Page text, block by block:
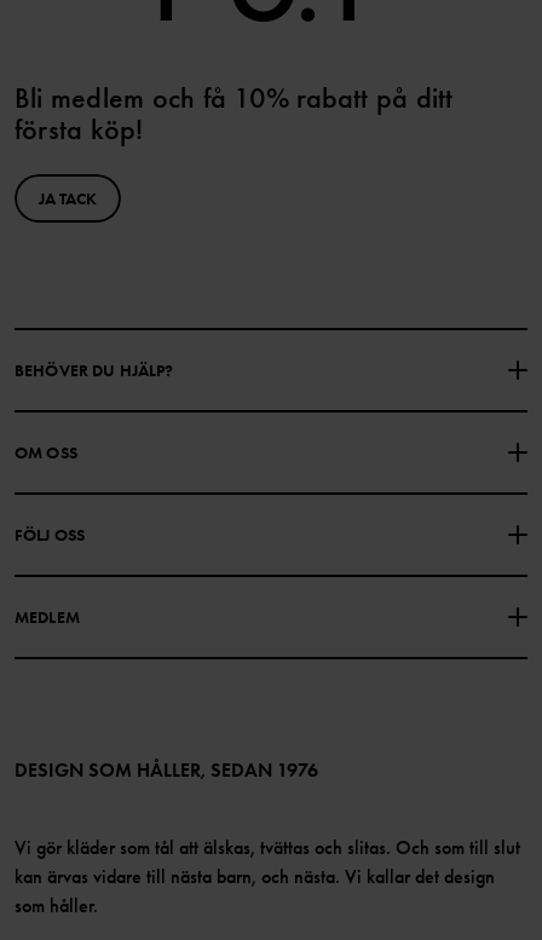
Bli medlem och få 10% rabatt på ditt
första köp!
JA TACK
BEHÖVER DU HJÄLP?
KONTAKTA OSS
PRESENTKORTSALDO KÖPVILLKOR
INTEGRITETSPOLICY
OM OSS
FÖLJ OSS
MEDLEM
Bli medlem
DESIGN SOM HÅLLER, SEDAN 1976
Vi gör kläder som tål att älskas, tvättas och slitas. Och som till slut
kan ärvas vidare till nästa barn, och nästa. Vi kallar det design
som håller.